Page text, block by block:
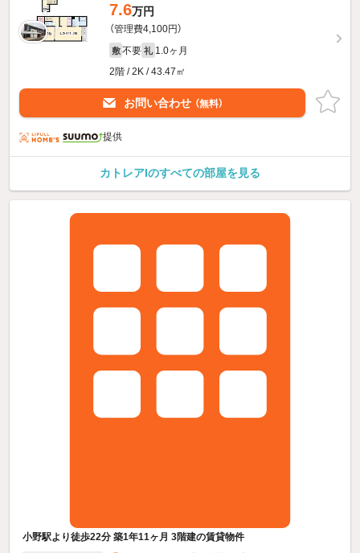
7.6万円
（管理費4,100円）
敷 不要 礼 1.0ヶ月
2階 / 2K / 43.47㎡
お問い合わせ （無料）
提供
カトレアIのすべての部屋を見る
小野駅より徒歩22分 築1年11ヶ月 3階建の賃貸物件